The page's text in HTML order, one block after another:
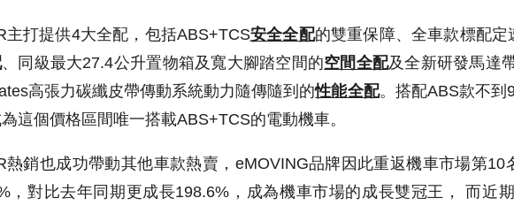
主打提供4大全配，包括ABS+TCS安全全配的雙重保障、全車款標配
、同級最大27.4公升置物箱及寬大腳踏空間的空間全配及全新研發馬達
高張力碳纖皮帶傳動系統動力隨傳隨到的性能全配。搭配ABS款不到
這個價格區間唯一搭載ABS+TCS的電動機車。
熱銷也成功帶動其他車款熱賣， eMOVING品牌因此重返機車市場第10
，對比去年同期更成長198.6% ，成為機車市場的成長雙冠王， 而近期